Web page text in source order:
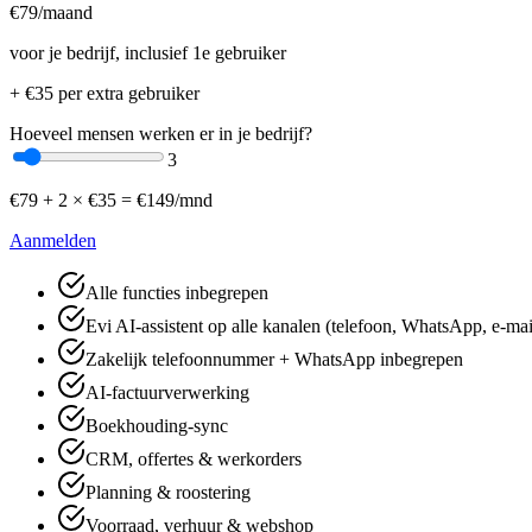
€79/maand
voor je bedrijf, inclusief 1e gebruiker
+ €35 per extra gebruiker
Hoeveel mensen werken er in je bedrijf?
3
€79 + 2 × €35 = €149/mnd
Aanmelden
Alle functies inbegrepen
Evi AI-assistent op alle kanalen (telefoon, WhatsApp, e-
Zakelijk telefoonnummer + WhatsApp inbegrepen
AI-factuurverwerking
Boekhouding-sync
CRM, offertes & werkorders
Planning & roostering
Voorraad, verhuur & webshop